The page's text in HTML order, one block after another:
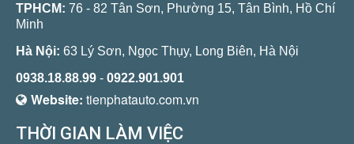
TPHCM: 76 - 82 Tân Sơn, Phường 15, Tân Bình, Hồ Chí
Minh
Hà Nội: 63 Lý Sơn, Ngọc Thụy, Long Biên, Hà Nội
0938.18.88.99 - 0922.901.901
Website: tienphatauto.com.vn
THỜI GIAN LÀM VIỆC